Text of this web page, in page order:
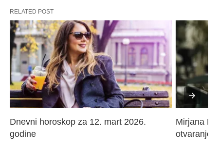
RELATED POST
Dnevni horoskop za 12. mart 2026.
godine
Mirjana
otvaranje